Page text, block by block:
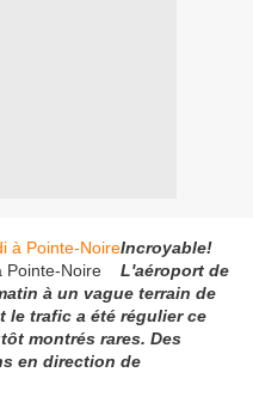
Pointe-Noire
Incroyable!
L'aéroport de
à un vague terrain de
le trafic a été régulier ce
montrés rares. Des
en direction de